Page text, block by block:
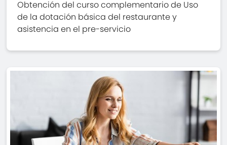
Obtención del curso complementario de Uso
de la dotación básica del restaurante y
asistencia en el pre-servicio